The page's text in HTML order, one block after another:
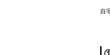
自